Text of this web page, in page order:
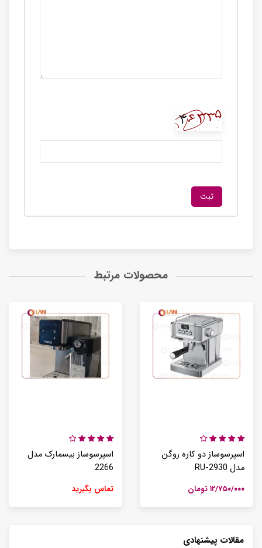
محصولات مرتبط
اسپرسوساز بیسمارک مدل
2266
تماس بگیرید
اسپرسوساز دو کاره روگن
مدل RU-2930
۱۲/۷۵۰/۰۰۰ تومان
مقالات پیشنهادی